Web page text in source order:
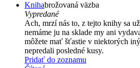
Knihabrožovaná väzba
Vypredané
Ach, mrzí nás to, z tejto knihy sa
nemáme ju na sklade my ani
môžete mať šťastie v niektorých
nepredali posledné kusy.
Pridať do zoznamu